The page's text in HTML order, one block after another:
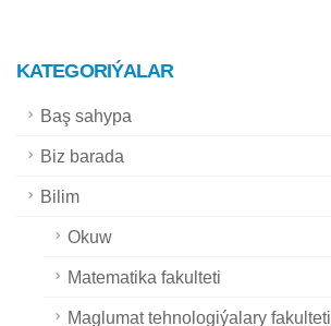
KATEGORIÝALAR
Baş sahypa
Biz barada
Bilim
Okuw
Matematika fakulteti
Maglumat tehnologiýalary fakulteti